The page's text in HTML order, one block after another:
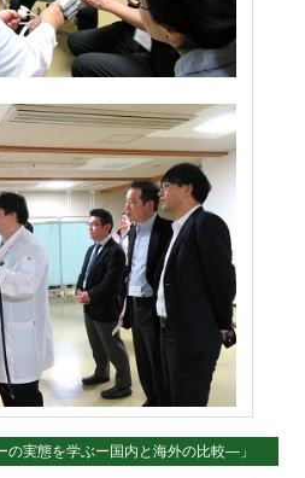
実態を学ぶー国内と海外の比較―」